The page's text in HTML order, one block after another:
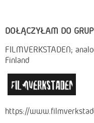
DOŁĄCZYŁAM DO
FILMVERKSTADEN;
Finland
https://